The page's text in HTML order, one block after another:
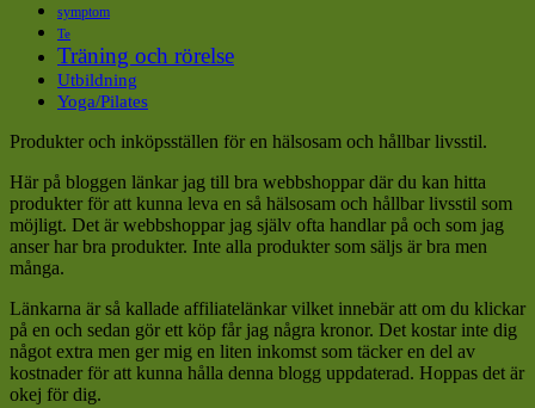
symptom
Te
Träning och rörelse
Utbildning
Yoga/Pilates
Produkter och inköpsställen för en hälsosam och hållbar livsstil.
Här på bloggen länkar jag till bra webbshoppar där du kan hitta
produkter för att kunna leva en så hälsosam och hållbar livsstil som
möjligt. Det är webbshoppar jag själv ofta handlar på och som jag
anser har bra produkter. Inte alla produkter som säljs är bra men
många.
Länkarna är så kallade affiliatelänkar vilket innebär att om du klickar
på en och sedan gör ett köp får jag några kronor. Det kostar inte dig
något extra men ger mig en liten inkomst som täcker en del av
kostnader för att kunna hålla denna blogg uppdaterad. Hoppas det är
okej för dig.